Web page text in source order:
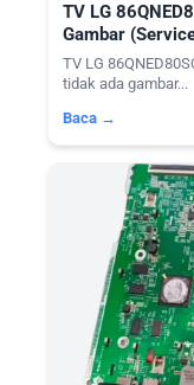
TV LG
Gambar
TV LG
tidak ada gambar...
Baca →